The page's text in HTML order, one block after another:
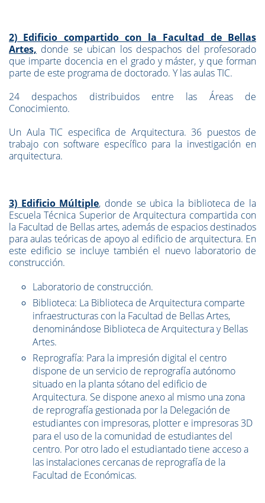
2) Edificio compartido con la Facultad de Bellas
Artes, donde se ubican los despachos del profesorado
que imparte docencia en el grado y máster, y que forman
parte de este programa de doctorado. Y las aulas TIC.
24 despachos distribuidos entre las Áreas de
Conocimiento.
Un Aula TIC especifica de Arquitectura. 36 puestos de
trabajo con software específico para la investigación en
arquitectura.
3) Edificio Múltiple, donde se ubica la biblioteca de la
Escuela Técnica Superior de Arquitectura compartida con
la Facultad de Bellas artes, además de espacios destinados
para aulas teóricas de apoyo al edificio de arquitectura. En
este edificio se incluye también el nuevo laboratorio de
construcción.
Laboratorio de construcción.
Biblioteca: La Biblioteca de Arquitectura comparte
infraestructuras con la Facultad de Bellas Artes,
denominándose Biblioteca de Arquitectura y Bellas
Artes.
Reprografía: Para la impresión digital el centro
dispone de un servicio de reprografía autónomo
situado en la planta sótano del edificio de
Arquitectura. Se dispone anexo al mismo una zona
de reprografía gestionada por la Delegación de
estudiantes con impresoras, plotter e impresoras 3D
para el uso de la comunidad de estudiantes del
centro. Por otro lado el estudiantado tiene acceso a
las instalaciones cercanas de reprografía de la
Facultad de Económicas.